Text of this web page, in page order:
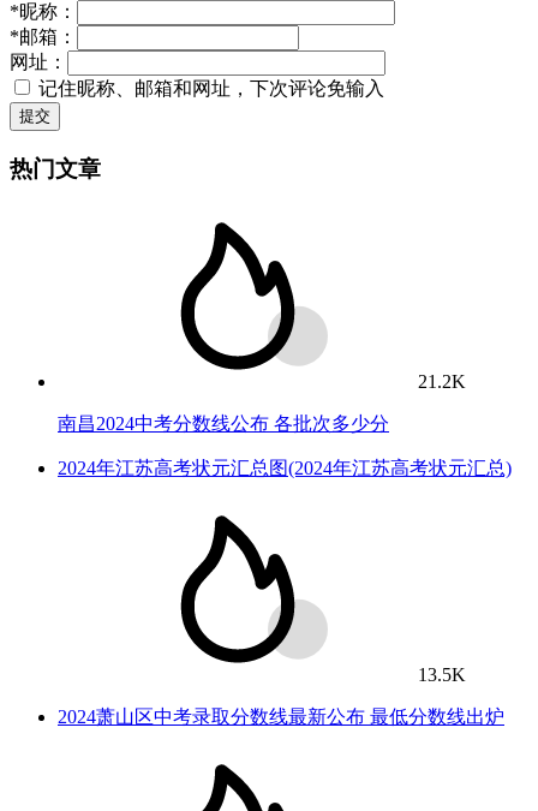
*昵称：
*邮箱：
网址：
记住昵称、邮箱和网址，下次评论免输入
提交
热门文章
21.2K
南昌2024中考分数线公布 各批次多少分
2024年江苏高考状元汇总图(2024年江苏高考状元汇总)
13.5K
2024萧山区中考录取分数线最新公布 最低分数线出炉